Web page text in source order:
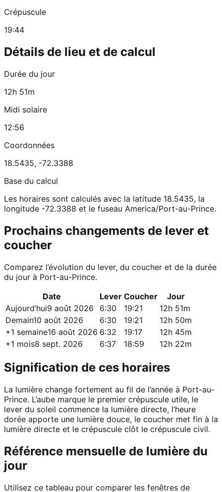
Crépuscule
19:44
Détails de lieu et de calcul
Durée du jour
12h 51m
Midi solaire
12:56
Coordonnées
18.5435, -72.3388
Base du calcul
Les horaires sont calculés avec la latitude 18.5435, la
longitude -72.3388 et le fuseau America/Port-au-Prince.
Prochains changements de lever et
coucher
Comparez l’évolution du lever, du coucher et de la durée
du jour à Port-au-Prince.
Date
Lever Coucher
Jour
Aujourd’hui9 août 2026 6:30 19:21
12h 51m
Demain10 août 2026 6:30 19:21
12h 50m
+1 semaine16 août 2026 6:32 19:17
12h 45m
+1 mois8 sept. 2026 6:37 18:59 12h 22m
Signification de ces horaires
La lumière change fortement au fil de l’année à Port-au-
Prince. L’aube marque le premier crépuscule utile, le
lever du soleil commence la lumière directe, l’heure
dorée apporte une lumière douce, le coucher met fin à la
lumière directe et le crépuscule clôt le crépuscule civil.
Référence mensuelle de lumière du
jour
Utilisez ce tableau pour comparer les fenêtres de